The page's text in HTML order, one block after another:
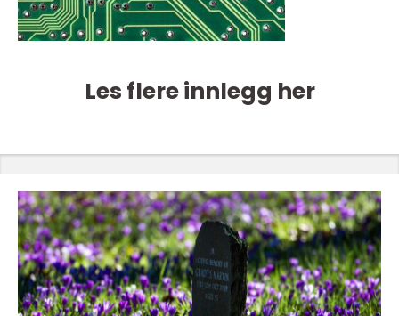
Les flere innlegg her